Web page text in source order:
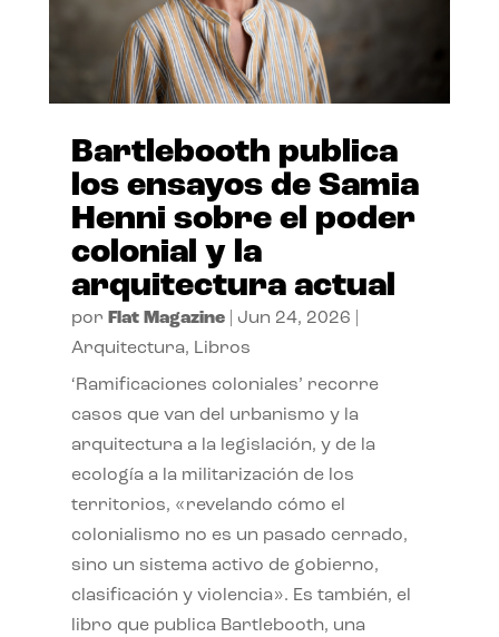
Bartlebooth publica
los ensayos de Samia
Henni sobre el poder
colonial y la
arquitectura actual
por Flat Magazine| Jun 24, 2026
Arquitectura, Libros
‘Ramificaciones coloniales’ recorre
casos que van del urbanismo y la
arquitectura a la legislación, y de la
ecología a la militarización de los
territorios, «revelando cómo el
colonialismo no es un pasado cerrado,
sino un sistema activo de gobierno,
clasificación y violencia». Es también, el
libro que publica Bartlebooth, una